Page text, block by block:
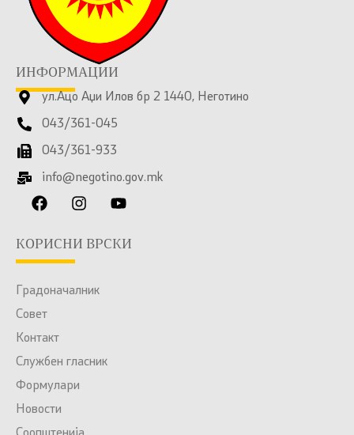
ИНФОРМАЦИИ
ул.Ацо Аџи Илов бр 2 1440, Неготино
043/361-045
043/361-933
info@negotino.gov.mk
КОРИСНИ ВРСКИ
Градоначалник
Совет
Контакт
Службен гласник
Формулари
Новости